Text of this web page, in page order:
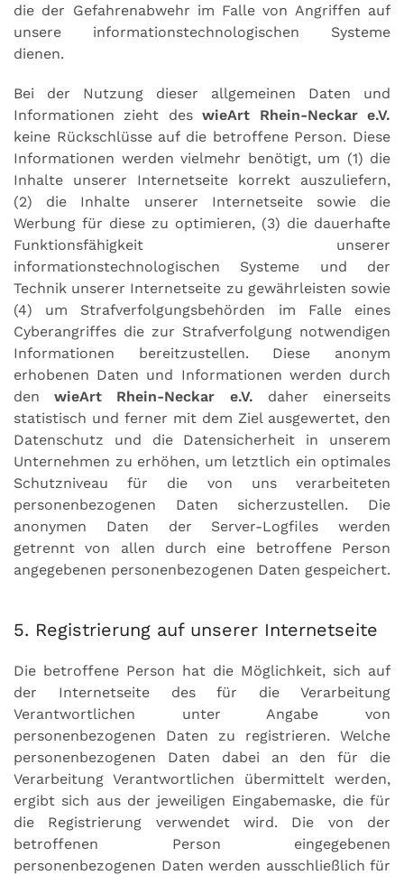
die der Gefahrenabwehr im Falle von Angriffen auf
unsere informationstechnologischen Systeme
dienen.
Bei der Nutzung dieser allgemeinen Daten und
Informationen zieht deswieArt Rhein-Neckar e.V.
keine Rückschlüsse auf die betroffene Person. Diese
Informationen werden vielmehr benötigt, um (1) die
Inhalte unserer Internetseite korrekt auszuliefern,
(2) die Inhalte unserer Internetseite sowie die
Werbung für diese zu optimieren, (3) die dauerhafte
Funktionsfähigkeit unserer
informationstechnologischen Systeme und der
Technik unserer Internetseite zu gewährleisten sowie
(4) um Strafverfolgungsbehörden im Falle eines
Cyberangriffes die zur Strafverfolgung notwendigen
Informationen bereitzustellen. Diese anonym
erhobenen Daten und Informationen werden durch
denwieArt Rhein-Neckar e.V. daher einerseits
statistisch und ferner mit dem Ziel ausgewertet, den
Datenschutz und die Datensicherheit in unserem
Unternehmen zu erhöhen, um letztlich ein optimales
Schutzniveau für die von uns verarbeiteten
personenbezogenen Daten sicherzustellen. Die
anonymen Daten der Server-Logfiles werden
getrennt von allen durch eine betroffene Person
angegebenen personenbezogenen Daten gespeichert.
5. Registrierung auf unserer Internetseite
Die betroffene Person hat die Möglichkeit, sich auf
der Internetseite des für die Verarbeitung
Verantwortlichen unter Angabe von
personenbezogenen Daten zu registrieren. Welche
personenbezogenen Daten dabei an den für die
Verarbeitung Verantwortlichen übermittelt werden,
ergibt sich aus der jeweiligen Eingabemaske, die für
die Registrierung verwendet wird. Die von der
betroffenen Person eingegebenen
personenbezogenen Daten werden ausschließlich für